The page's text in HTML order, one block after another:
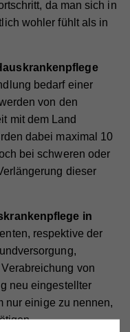
da man sich in
wohler fühlt als in
bedarf einer
von den
mit dem Land
dabei maximal 10
bei schweren oder
dieser
in
respektive der
von
neu eingestellter
nur einige zu nennen,